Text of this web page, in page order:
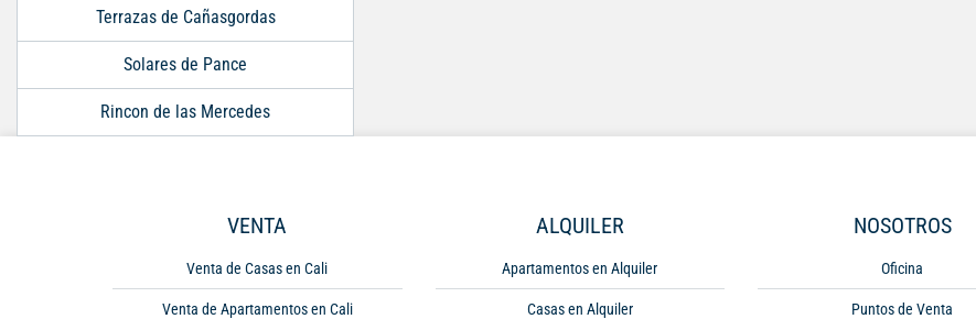
Terrazas de Cañasgordas
Solares de Pance
Rincon de las Mercedes
VENTA
Venta de Casas en Cali
Venta de Apartamentos en Cali
ALQUILER
Apartamentos en Alquiler
Casas en Alquiler
NOSOTROS
Oficina
Puntos de Venta